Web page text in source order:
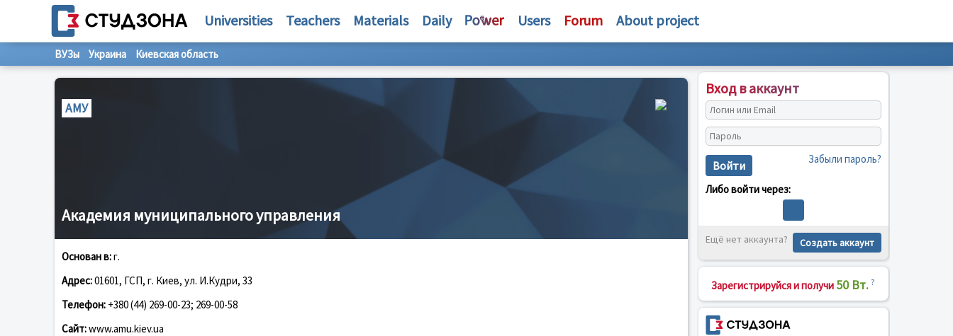
Universities Teachers Materials Daily Users Forum About project
ВУЗы Украина Киевская область
АМУ
Академия муниципального управления
Основан в:г.
Адрес:01601, ГСП, г. Киев, ул. И.Кудри, 33
Телефон: +380 (44) 269-00-23; 269-00-58
Сайт:www.amu.kiev.ua
Вход в аккаунт
Войти Забыли пароль?
Либо войти через:
Ещё нет аккаунта? Создать аккаунт
Зарегистрируйся и получи 50 Вт. ?